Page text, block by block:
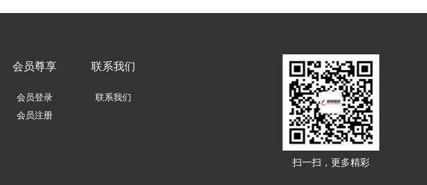
扫一扫，更多精彩
会员尊享
会员登录
会员注册
联系我们
联系我们